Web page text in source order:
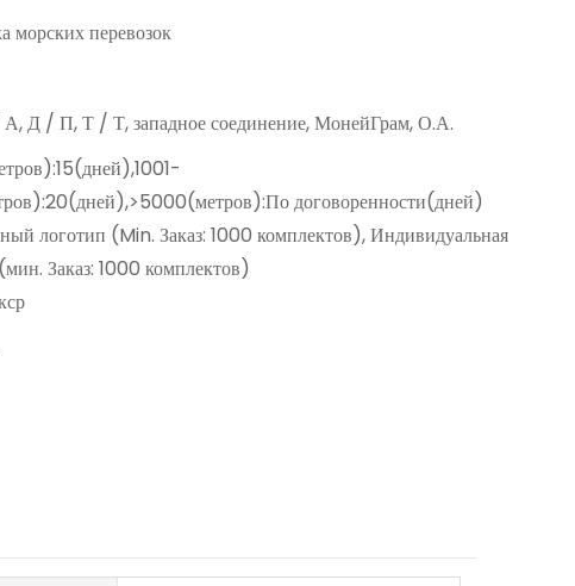
морских перевозок
Д / П, Т / Т, западное соединение, МонейГрам, О.А.
договоренности(дней)
логотип (Min. Заказ: 1000 комплектов), Индивидуальная
Заказ: 1000 комплектов)